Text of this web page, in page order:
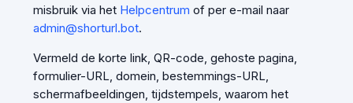
misbruik via het Helpcentrum of per e-mail naar
admin@shorturl.bot.
Vermeld de korte link, QR-code, gehoste pagina,
formulier-URL, domein, bestemmings-URL,
schermafbeeldingen, tijdstempels, waarom het